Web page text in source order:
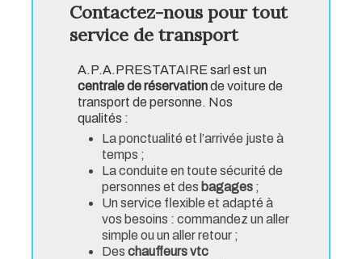
Contactez-nous pour tout
service de transport
A.P.A.PRESTATAIRE sarl est un
centrale de réservationde voiture de
transport de personne. Nos
qualités :
La ponctualité et l’arrivée juste à
temps ;
La conduite en toute sécurité de
personnes et des bagages ;
Un service flexible et adapté à
vos besoins : commandez un aller
simple ou un aller retour ;
Des chauffeurs vtc